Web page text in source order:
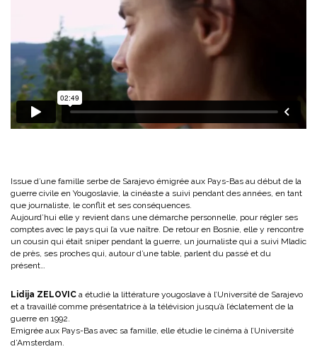
Issue d’une famille serbe de Sarajevo émigrée aux Pays-Bas au début de la
guerre civile en Yougoslavie, la cinéaste a suivi pendant des années, en tant
que journaliste, le conflit et ses conséquences.
Aujourd’hui elle y revient dans une démarche personnelle, pour régler ses
comptes avec le pays qui l’a vue naître. De retour en Bosnie, elle y rencontre
un cousin qui était sniper pendant la guerre, un journaliste qui a suivi Mladic
de près, ses proches qui, autour d’une table, parlent du passé et du
présent…
Lidija ZELOVIC a étudié la littérature yougoslave à l’Université de Sarajevo
et a travaillé comme présentatrice à la télévision jusqu’à l’éclatement de la
guerre en 1992.
Emigrée aux Pays-Bas avec sa famille, elle étudie le cinéma à l’Université
d’Amsterdam.